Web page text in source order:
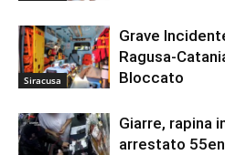
Siracusa
Grave
Ragusa-
Bloccato
Giarre, rapina
arrestato